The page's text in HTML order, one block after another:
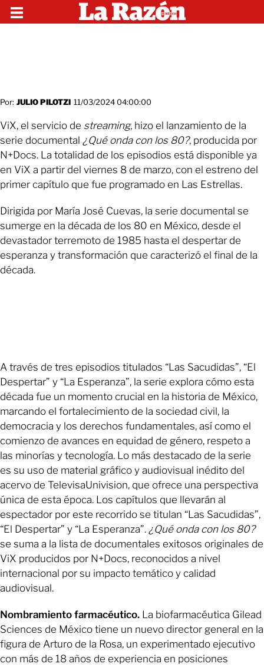
Por: JULIO PILOTZI 11/03/2024 04:00:00
ViX, el servicio de streaming, hizo el lanzamiento de la
serie documental ¿Qué onda con los 80?, producida por
N+Docs. La totalidad de los episodios está disponible ya
en ViX a partir del viernes 8 de marzo, con el estreno del
primer capítulo que fue programado en Las Estrellas.
Dirigida por María José Cuevas, la serie documental se
sumerge en la década de los 80 en México, desde el
devastador terremoto de 1985 hasta el despertar de
esperanza y transformación que caracterizó el final de la
década.
A través de tres episodios titulados “Las Sacudidas”, “El
Despertar” y “La Esperanza”, la serie explora cómo esta
década fue un momento crucial en la historia de México,
marcando el fortalecimiento de la sociedad civil, la
democracia y los derechos fundamentales, así como el
comienzo de avances en equidad de género, respeto a
las minorías y tecnología. Lo más destacado de la serie
es su uso de material gráfico y audiovisual inédito del
acervo de TelevisaUnivision, que ofrece una perspectiva
única de esta época. Los capítulos que llevarán al
espectador por este recorrido se titulan “Las Sacudidas”,
“El Despertar” y “La Esperanza”. ¿Qué onda con los 80?
se suma a la lista de documentales exitosos originales de
ViX producidos por N+Docs, reconocidos a nivel
internacional por su impacto temático y calidad
audiovisual.
Nombramiento farmacéutico. La biofarmacéutica Gilead
Sciences de México tiene un nuevo director general en la
figura de Arturo de la Rosa, un experimentado ejecutivo
con más de 18 años de experiencia en posiciones